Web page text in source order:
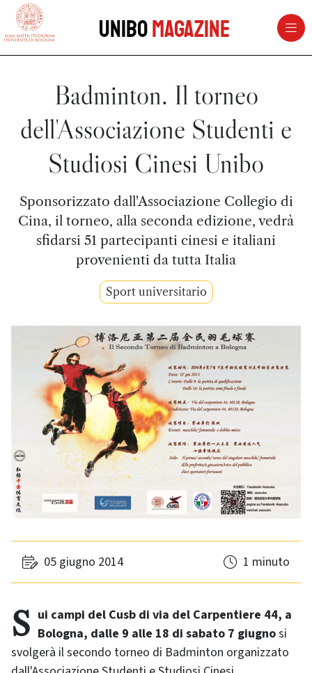
vai al contenuto della pagina
UniboMagazine
Badminton. Il torneo
dell'Associazione Studenti e
Studiosi Cinesi Unibo
Sponsorizzato dall'Associazione Collegio di
Cina, il torneo, alla seconda edizione, vedrà
sfidarsi 51 partecipanti cinesi e italiani
provenienti da tutta Italia
Sport universitario
05 giugno 2014 1 minuto
Sui campi del Cusb di via del Carpentiere 44, a Bologna, dalle 9 alle 18 di sabato 7 giugnosi
svolgerà il secondo torneo di Badminton organizzato